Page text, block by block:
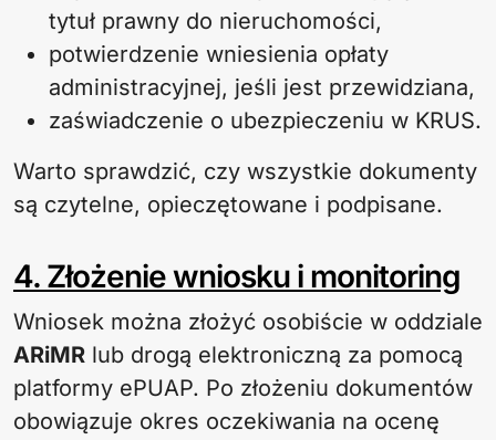
tytuł prawny do nieruchomości,
potwierdzenie wniesienia opłaty
administracyjnej, jeśli jest przewidziana,
zaświadczenie o ubezpieczeniu w KRUS.
Warto sprawdzić, czy wszystkie dokumenty
są czytelne, opieczętowane i podpisane.
4. Złożenie wniosku i monitoring
Wniosek można złożyć osobiście w oddziale
ARiMR lub drogą elektroniczną za pomocą
platformy ePUAP. Po złożeniu dokumentów
obowiązuje okres oczekiwania na ocenę